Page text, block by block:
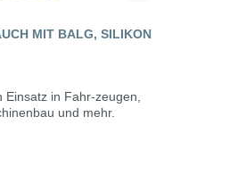
MIT BALG, SILIKON
in Fahr-zeugen,
und mehr.